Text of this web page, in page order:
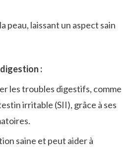
peau, laissant un aspect sain
:
les troubles digestifs, comme
irritable (SII), grâce à ses
saine et peut aider à